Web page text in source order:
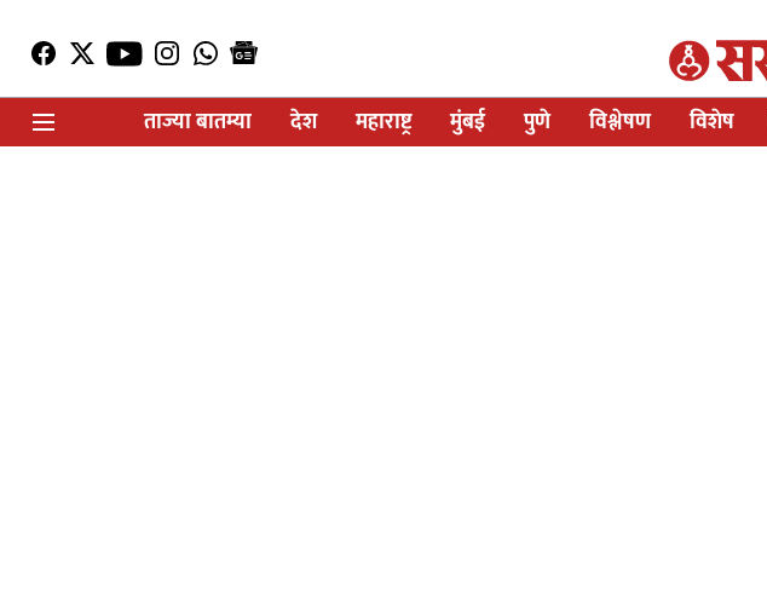
ताज्या बातम्या
देश महाराष्ट्र मुंबई पुणे विश्लेषण विशेष